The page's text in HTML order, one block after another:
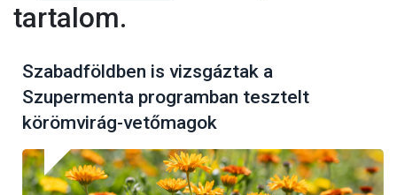
tartalom.
Szabadföldben is vizsgáztak a
Szupermenta programban tesztelt
körömvirág-vetőmagok